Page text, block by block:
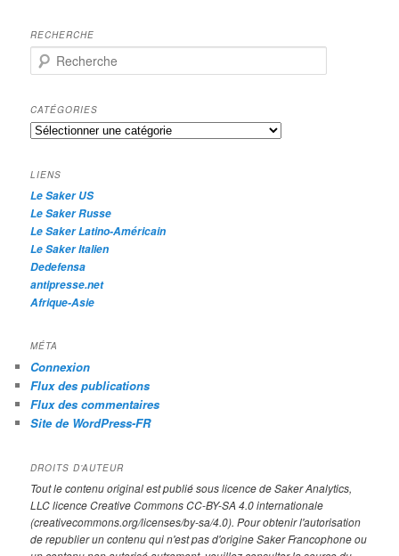
RECHERCHE
e
h
e
r
h
e
CATÉGORIES
Catégories
LIENS
Le Saker US
Le Saker Russe
Le Saker Latino-Américain
Le Saker Italien
Dedefensa
antipresse.net
Afrique-Asie
MÉTA
Connexion
Flux des publications
Flux des commentaires
Site de WordPress-FR
DROITS D’AUTEUR
Tout le contenu original est publié sous licence de Saker Analytics,
LLC licence Creative Commons CC-BY-SA 4.0 internationale
(creativecommons.org/licenses/by-sa/4.0). Pour obtenir l'autorisation
de republier un contenu qui n'est pas d'origine Saker Francophone ou